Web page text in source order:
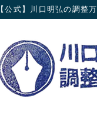
【公式】川口明弘の調整